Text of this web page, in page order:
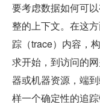
要考虑数据如何可
整的上下文。在这
踪（trace）内容，
求开始，到访问的
器或机器资源，端
样一个确定性的追